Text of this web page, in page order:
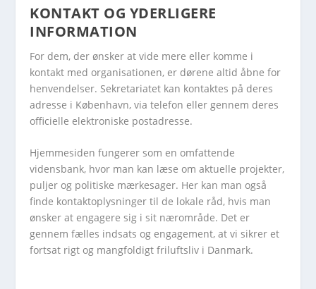
KONTAKT OG YDERLIGERE
INFORMATION
For dem, der ønsker at vide mere eller komme i
kontakt med organisationen, er dørene altid åbne for
henvendelser. Sekretariatet kan kontaktes på deres
adresse i København, via telefon eller gennem deres
officielle elektroniske postadresse.
Hjemmesiden fungerer som en omfattende
vidensbank, hvor man kan læse om aktuelle projekter,
puljer og politiske mærkesager. Her kan man også
finde kontaktoplysninger til de lokale råd, hvis man
ønsker at engagere sig i sit nærområde. Det er
gennem fælles indsats og engagement, at vi sikrer et
fortsat rigt og mangfoldigt friluftsliv i Danmark.